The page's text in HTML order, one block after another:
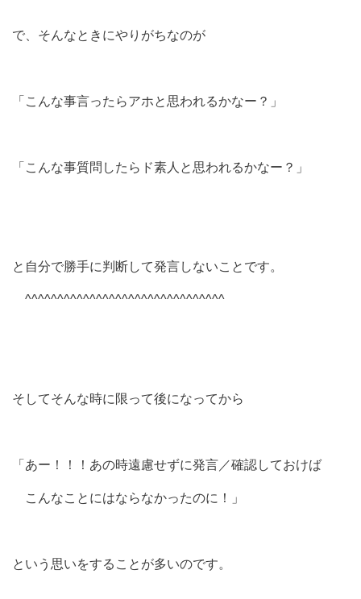
で、そんなときにやりがちなのが
「こんな事言ったらアホと思われるかなー？」
「こんな事質問したらド素人と思われるかなー？」
と自分で勝手に判断して発言しないことです。
^^^^^^^^^^^^^^^^^^^^^^^^^^^^^^^
そしてそんな時に限って後になってから
「あー！！！あの時遠慮せずに発言／確認しておけば
こんなことにはならなかったのに！」
という思いをすることが多いのです。